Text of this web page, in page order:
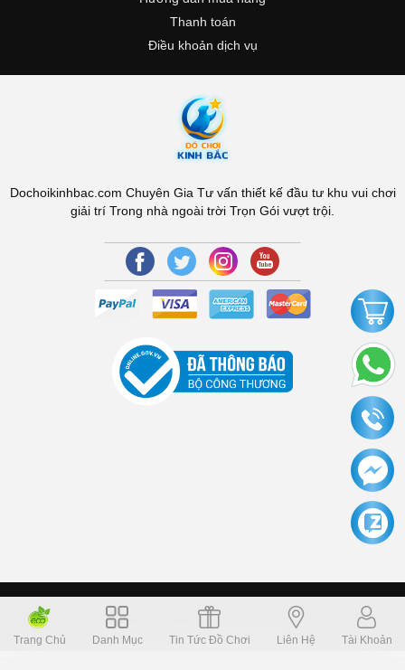
Thanh toán
Điều khoản dịch vụ
Dochoikinhbac.com Chuyên Gia Tư vấn thiết kế đầu tư khu vui chơi
giải trí Trong nhà ngoài trời Trọn Gói vượt trội.
Copyright © 2006 Dochoikinhbac.com Alright reversed. Designed
Dochoikinhbac.vn.cung cấp bởi sapo
Trang Chủ
Danh Mục Tin Tức Đồ Chơi Liên Hệ Tài Khoản